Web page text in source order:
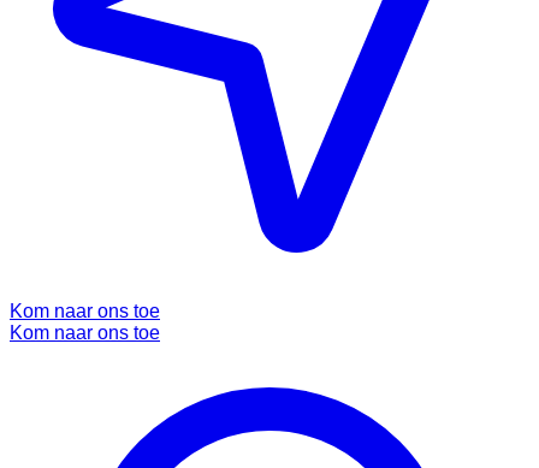
Kom naar ons toe
Kom naar ons toe